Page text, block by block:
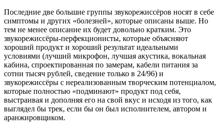
Последние две большие группы звукорежиссёров носят в себе
симптомы и других «болезней», которые описаны выше. Но
тем не менее описание их будет довольно кратким. Это
звукорежиссёры-перфекционисты, которые объясняют
хороший продукт и хороший результат идеальными
условиями (лучший микрофон, лучшая акустика, вокальная
кабина, спроектированная по замерам, кабели питания за
сотни тысяч рублей, сведение только в 24/96) и
звукорежиссёры с нереализованным творческим потенциалом,
которые полностью «подминают» продукт под себя,
выстраивая и дополняя его на свой вкус и исходя из того, как
выглядел бы трек, если бы он был исполнителем, автором и
аранжировщиком.